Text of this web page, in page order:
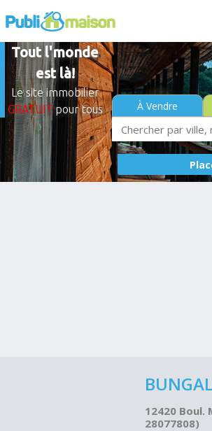
Tout l'monde
est là!
Le site immobilier
GRATUITpour tous À Vendre
12420 Boul.
28077808)